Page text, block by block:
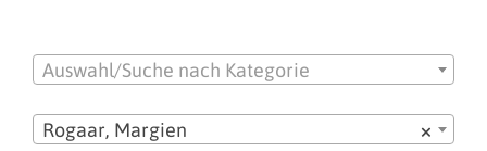
Auswahl/Suche nach Kategorie
×
Rogaar, Margien